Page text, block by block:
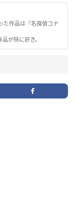
た作品は『名探偵コナ
が特に好き。